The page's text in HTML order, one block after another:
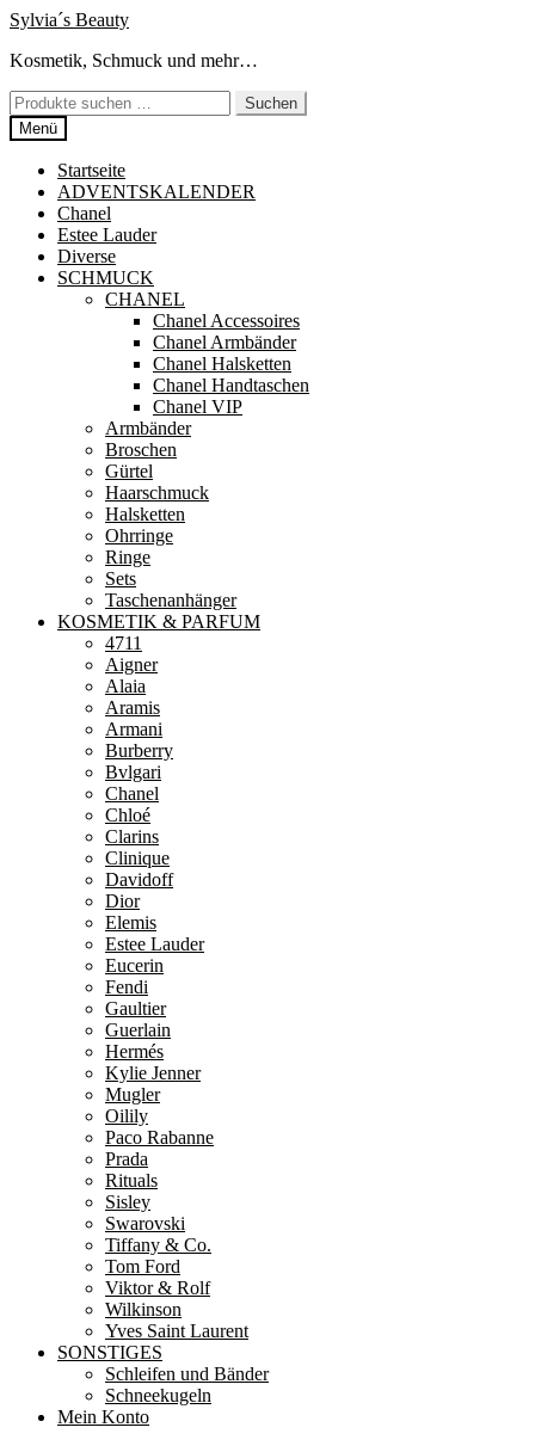
Zur
springen
Zum
springen
Sylvia´s Beauty
Kosmetik, Schmuck und mehr…
Suchen
nach:
Suchen
Menü
Startseite
ADVENTSKALENDER
Chanel
Estee Lauder
Diverse
SCHMUCK
CHANEL
Chanel Accessoires
Chanel Armbänder
Chanel Halsketten
Chanel Handtaschen
Chanel VIP
Armbänder
Broschen
Gürtel
Haarschmuck
Halsketten
Ohrringe
Ringe
Sets
Taschenanhänger
KOSMETIK & PARFUM
4711
Aigner
Alaia
Aramis
Armani
Burberry
Bvlgari
Chanel
Chloé
Clarins
Clinique
Davidoff
Dior
Elemis
Estee Lauder
Eucerin
Fendi
Gaultier
Guerlain
Hermés
Kylie Jenner
Mugler
Oilily
Paco Rabanne
Prada
Rituals
Sisley
Swarovski
Tiffany & Co.
Tom Ford
Viktor & Rolf
Wilkinson
Yves Saint Laurent
SONSTIGES
Schleifen und Bänder
Schneekugeln
Mein Konto